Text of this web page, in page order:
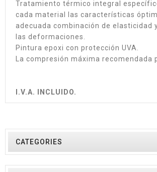
Tratamiento térmico integral
cada material las características
adecuada combinación de elasticidad
las deformaciones.
Pintura epoxi con protección UVA.
La compresión máxima recomendada
I.V.A. INCLUIDO.
CATEGORIES